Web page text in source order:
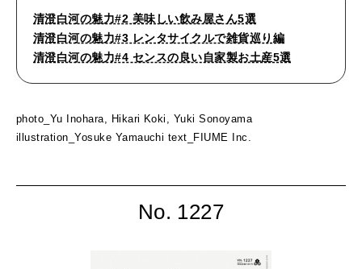
清澄白河の魅力#2 美味しい飲み屋さん5選
清澄白河の魅力#3 レンタサイクルで雑貨巡り編
清澄白河の魅力#4 センスの良い自家製お土産5選
photo_Yu Inohara, Hikari Koki, Yuki Sonoyama
illustration_Yosuke Yamauchi text_FIUME Inc.
No. 1227